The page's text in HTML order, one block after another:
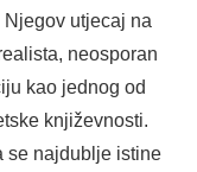
utjecaj na
neosporan
kao jednog od
književnosti.
se najdublje istine